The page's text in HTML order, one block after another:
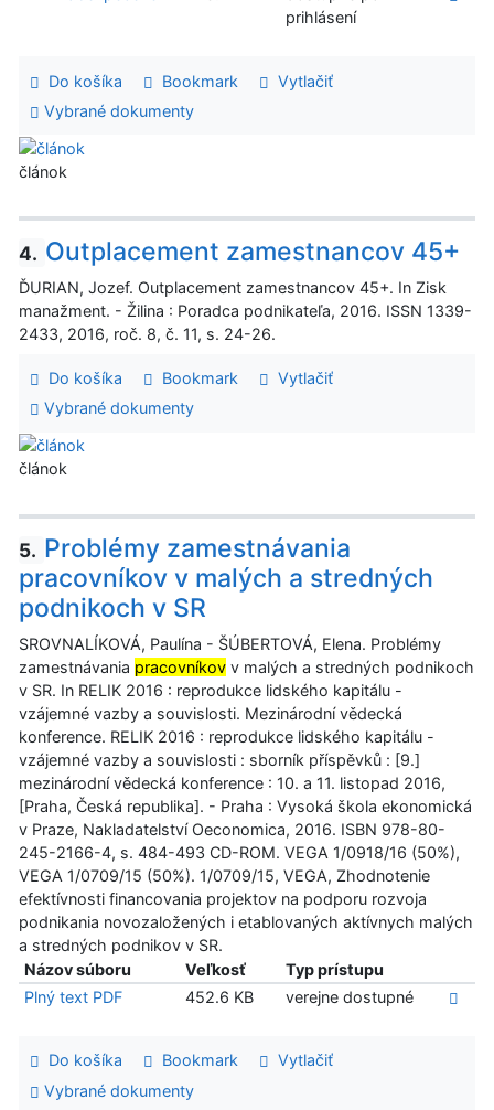
prihlásení
Do košíka Bookmark
Vytlačiť
Vybrané dokumenty
článok
4. Outplacement zamestnancov 45+
ĎURIAN, Jozef. Outplacement zamestnancov 45+. In Zisk
manažment. - Žilina : Poradca podnikateľa, 2016. ISSN 1339-
2433, 2016, roč. 8, č. 11, s. 24-26.
Do košíka Bookmark
Vytlačiť
Vybrané dokumenty
článok
5. Problémy zamestnávania
pracovníkov v malých a stredných
podnikoch v SR
SROVNALÍKOVÁ, Paulína - ŠÚBERTOVÁ, Elena. Problémy
zamestnávania pracovníkov v malých a stredných podnikoch
v SR. In RELIK 2016 : reprodukce lidského kapitálu -
vzájemné vazby a souvislosti. Mezinárodní vědecká
konference. RELIK 2016 : reprodukce lidského kapitálu -
vzájemné vazby a souvislosti : sborník příspěvků : [9.]
mezinárodní vědecká konference : 10. a 11. listopad 2016,
[Praha, Česká republika]. - Praha : Vysoká škola ekonomická
v Praze, Nakladatelství Oeconomica, 2016. ISBN 978-80-
245-2166-4, s. 484-493 CD-ROM. VEGA 1/0918/16 (50%),
VEGA 1/0709/15 (50%). 1/0709/15, VEGA, Zhodnotenie
efektívnosti financovania projektov na podporu rozvoja
podnikania novozaložených i etablovaných aktívnych malých
a stredných podnikov v SR.
Názov súboru
Veľkosť
Typ prístupu
Plný text PDF
452.6 KB verejne dostupné
Do košíka Bookmark
Vytlačiť
Vybrané dokumenty